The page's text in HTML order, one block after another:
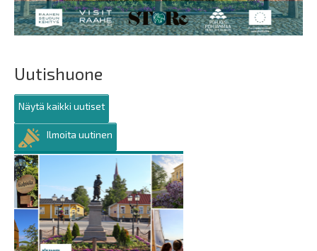
Uutishuone
Näytä kaikki uutiset
Ilmoita uutinen